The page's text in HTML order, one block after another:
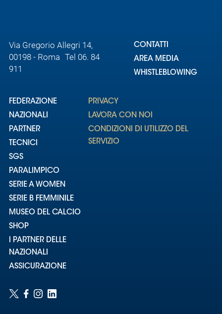
Via Gregorio Allegri 14,
00198 - Roma Tel 06. 84
911
CONTATTI
AREA MEDIA
WHISTLEBLOWING
FEDERAZIONE
NAZIONALI
PARTNER
TECNICI
SGS
PARALIMPICO
SERIE A WOMEN
SERIE B FEMMINILE
MUSEO DEL CALCIO
SHOP
I PARTNER DELLE
NAZIONALI
ASSICURAZIONE
PRIVACY
LAVORA CON NOI
CONDIZIONI DI UTILIZZO DEL
SERVIZIO